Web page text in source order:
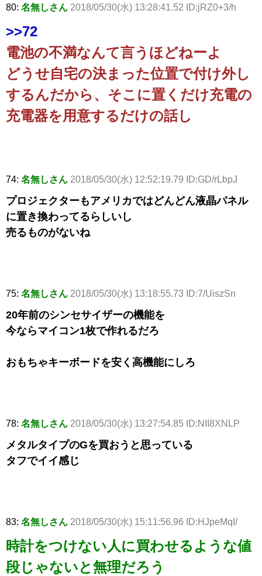
80: 名無しさん 2018/05/30(水) 13:28:41.52 ID:jRZ0+3/h
>>72
電池の不満なんて言うほどねーよ
どうせ自宅の決まった位置で付け外し
するんだから、そこに置くだけ充電の
充電器を用意するだけの話し
74: 名無しさん 2018/05/30(水) 12:52:19.79 ID:GD/rLbpJ
プロジェクターもアメリカではどんどん液晶パネル
に置き換わってるらしいし
売るものがないね
75: 名無しさん 2018/05/30(水) 13:18:55.73 ID:7/UiszSn
20年前のシンセサイザーの機能を
今ならマイコン1枚で作れるだろ
おもちゃキーボードを安く高機能にしろ
78: 名無しさん 2018/05/30(水) 13:27:54.85 ID:NII8XNLP
メタルタイプのGを買おうと思っている
タフでイイ感じ
83: 名無しさん 2018/05/30(水) 15:11:56.96 ID:HJpeMqI/
時計をつけない人に買わせるような値
段じゃないと無理だろう